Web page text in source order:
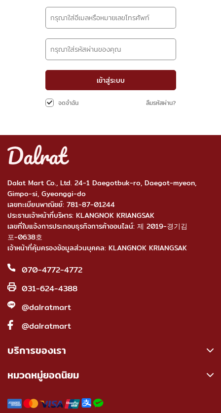
เข้าสู่ระบบ
จดจำฉัน ลืมรหัสผ่าน?
Dalat Mart Co., Ltd. 24-1 Daegotbuk-ro, Daegot-myeon,
Gimpo-si, Gyeonggi-do
เลขทะเบียนพาณิชย์: 781-87-01244
ประธานเจ้าหน้าที่บริหาร: KLANGNOK KRIANGSAK
เลขที่ใบแจ้งการประกอบธุรกิจการค้าออนไลน์: 제 2019-경기김
포-0638호
เจ้าหน้าที่คุ้มครองข้อมูลส่วนบุคคล: KLANGNOK KRIANGSAK
070-4772-4772
031-624-4388
@dalratmart
@dalratmart
บริการของเรา
หมวดหมู่ยอดนิยม